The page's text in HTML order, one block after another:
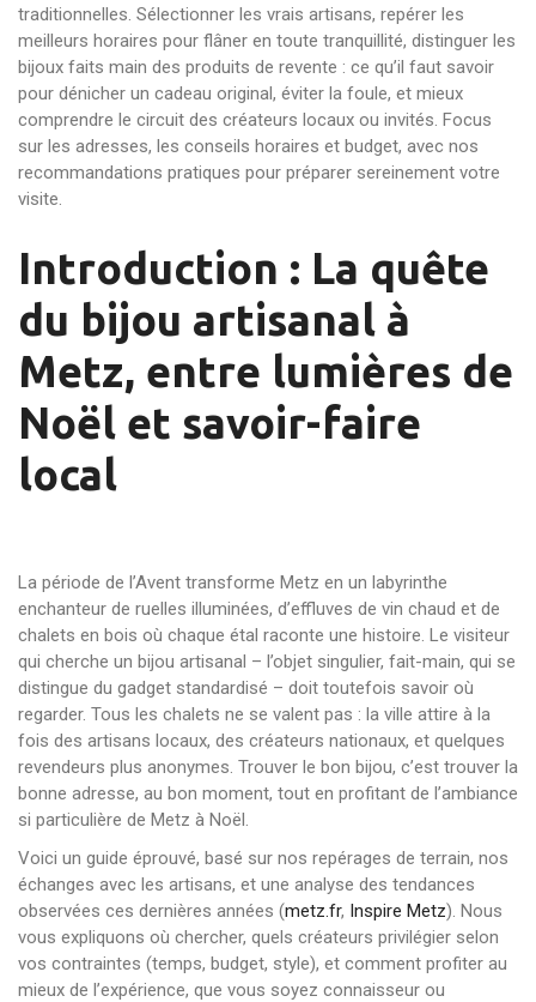
traditionnelles. Sélectionner les vrais artisans, repérer les
meilleurs horaires pour flâner en toute tranquillité, distinguer les
bijoux faits main des produits de revente : ce qu’il faut savoir
pour dénicher un cadeau original, éviter la foule, et mieux
comprendre le circuit des créateurs locaux ou invités. Focus
sur les adresses, les conseils horaires et budget, avec nos
recommandations pratiques pour préparer sereinement votre
visite.
Introduction : La quête
du bijou artisanal à
Metz, entre lumières de
Noël et savoir-faire
local
La période de l’Avent transforme Metz en un labyrinthe
enchanteur de ruelles illuminées, d’effluves de vin chaud et de
chalets en bois où chaque étal raconte une histoire. Le visiteur
qui cherche un bijou artisanal – l’objet singulier, fait-main, qui se
distingue du gadget standardisé – doit toutefois savoir où
regarder. Tous les chalets ne se valent pas : la ville attire à la
fois des artisans locaux, des créateurs nationaux, et quelques
revendeurs plus anonymes. Trouver le bon bijou, c’est trouver la
bonne adresse, au bon moment, tout en profitant de l’ambiance
si particulière de Metz à Noël.
Voici un guide éprouvé, basé sur nos repérages de terrain, nos
échanges avec les artisans, et une analyse des tendances
observées ces dernières années (metz.fr, Inspire Metz). Nous
vous expliquons où chercher, quels créateurs privilégier selon
vos contraintes (temps, budget, style), et comment profiter au
mieux de l’expérience, que vous soyez connaisseur ou